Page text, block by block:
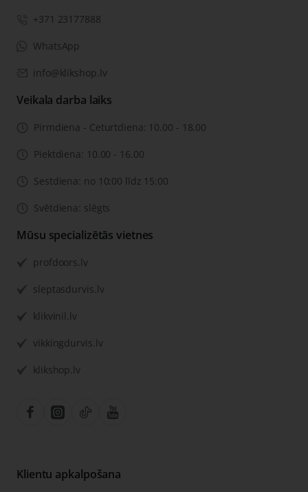
+371 23177888
WhatsApp
info@klikshop.lv
Veikala darba laiks
Pirmdiena - Ceturtdiena: 10.00 - 18.00
Piektdiena: 10.00 - 16.00
Sestdiena: no 10:00 līdz 15:00
Svētdiena: slēgts
Mūsu specializētās vietnes
profdoors.lv
sleptasdurvis.lv
klikvinil.lv
vikkingdurvis.lv
klikshop.lv
Klientu apkalpošana